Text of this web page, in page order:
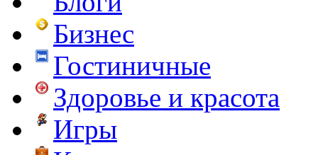
Бизнес
Гостиничные
Здоровье и красота
Игры